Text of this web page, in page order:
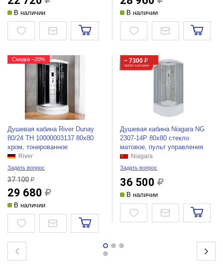
В наличии В наличии
Скидка −20%
Душевая кабина River Dunay
80/24 ТН 10000003137 80x80
хром, тонированное
River
Задать вопрос
37 100
29 680
В наличии
− 7300 ₽
ЧЕРЕЗ КОРЗИНУ
Душевая кабина Niagara NG
2307-14P 80x80 стекло
матовое, пульт управления
Niagara
Задать вопрос
36 500
В наличии